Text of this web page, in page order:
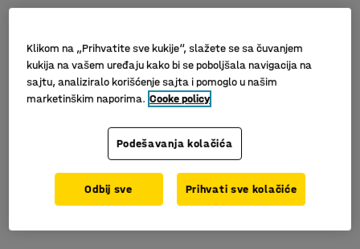
Klikom na „Prihvatite sve kukije“, slažete se sa čuvanjem
kukija na vašem uređaju kako bi se poboljšala navigacija na
sajtu, analiziralo korišćenje sajta i pomoglo u našim
marketinškim naporima. Cooke policy
Podešavanja kolačića
Odbij sve Prihvati sve kolačiće